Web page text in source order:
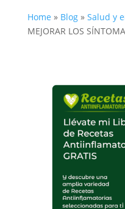
Home » Blog» Salud y
MEJORAR LOS